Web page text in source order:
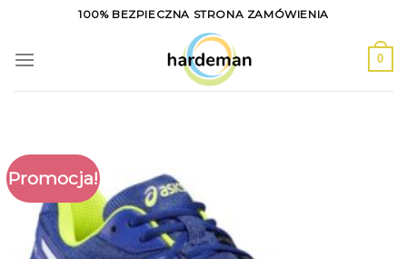
content
100% BEZPIECZNA STRONA ZAMÓWIENIA
0
Promocja!